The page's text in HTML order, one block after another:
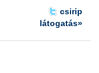
csirip
látogatás»